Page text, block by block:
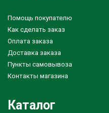
Помощь покупателю
Как сделать заказ
Оплата заказа
Доставка заказа
Пункты самовывоза
Контакты магазина
Каталог